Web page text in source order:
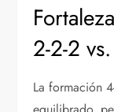
2-2-2
La formación